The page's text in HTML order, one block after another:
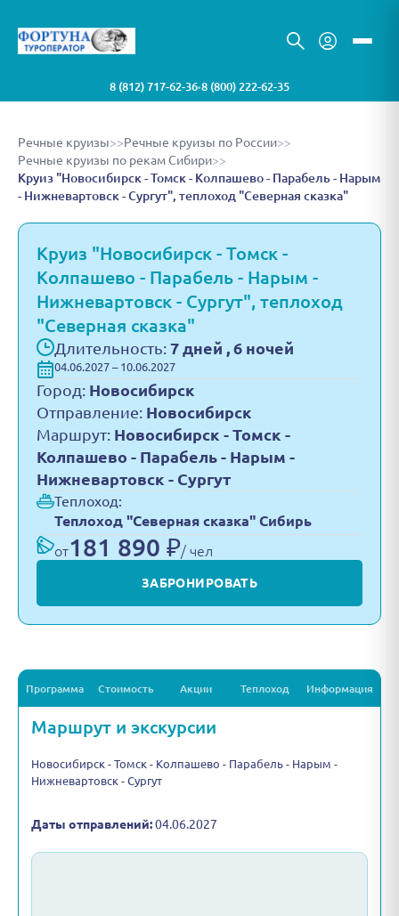
8 (812) 717-62-36•8 (800) 222-62-35
Речные круизы>>Речные круизы по России>>
Речные круизы по рекам Сибири>>
Круиз "Новосибирск - Томск - Колпашево - Парабель - Нарым
- Нижневартовск - Сургут", теплоход "Северная сказка"
Круиз "Новосибирск - Томск -
Колпашево - Парабель - Нарым -
Нижневартовск - Сургут", теплоход
"Северная сказка"
Длительность: 7 дней , 6 ночей
04.06.2027 – 10.06.2027
Город: Новосибирск
Отправление: Новосибирск
Маршрут: Новосибирск - Томск -
Колпашево - Парабель - Нарым -
Нижневартовск - Сургут
Теплоход:
Теплоход "Северная сказка" Сибирь
от181 890 ₽/ чел
ЗАБРОНИРОВАТЬ
Программа Стоимость Акции Теплоход Информация
Маршрут и экскурсии
Новосибирск - Томск - Колпашево - Парабель - Нарым -
Нижневартовск - Сургут
Даты отправлений:04.06.2027